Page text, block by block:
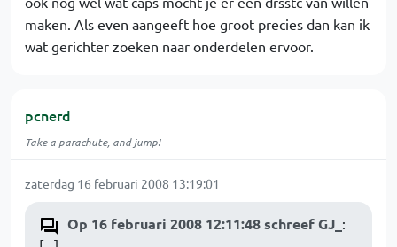
maken. Als even aangeeft hoe groot precies dan kan ik
wat gerichter zoeken naar onderdelen ervoor.
pcnerd
Take a parachute, and jump!
zaterdag 16 februari 2008 13:19:01
Op 16 februari 2008 12:11:48 schreef GJ_ :